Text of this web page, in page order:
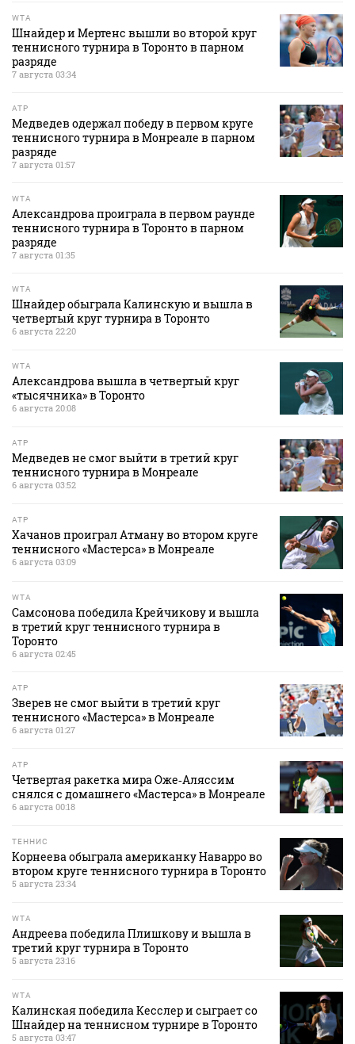
WTA
Шнайдер и Мертенс вышли во второй круг
теннисного турнира в Торонто в парном
разряде
7 августа 03:34
ATP
Медведев одержал победу в первом круге
теннисного турнира в Монреале в парном
разряде
7 августа 01:57
WTA
Александрова проиграла в первом раунде
теннисного турнира в Торонто в парном
разряде
7 августа 01:35
WTA
Шнайдер обыграла Калинскую и вышла в
четвертый круг турнира в Торонто
6 августа 22:20
WTA
Александрова вышла в четвертый круг
«тысячника» в Торонто
6 августа 20:08
ATP
Медведев не смог выйти в третий круг
теннисного турнира в Монреале
6 августа 03:52
ATP
Хачанов проиграл Атману во втором круге
теннисного «Мастерса» в Монреале
6 августа 03:09
WTA
Самсонова победила Крейчикову и вышла
в третий круг теннисного турнира в
Торонто
6 августа 02:45
ATP
Зверев не смог выйти в третий круг
теннисного «Мастерса» в Монреале
6 августа 01:27
ATP
Четвертая ракетка мира Оже‑Аляссим
снялся с домашнего «Мастерса» в Монреале
6 августа 00:18
ТЕННИС
Корнеева обыграла американку Наварро во
втором круге теннисного турнира в Торонто
5 августа 23:34
WTA
Андреева победила Плишкову и вышла в
третий круг турнира в Торонто
5 августа 23:16
WTA
Калинская победила Кесслер и сыграет со
Шнайдер на теннисном турнире в Торонто
5 августа 03:47